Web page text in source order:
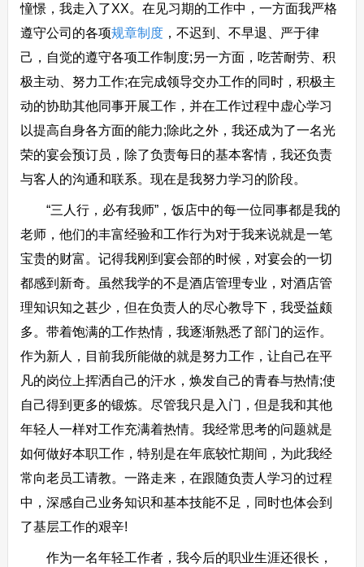
憧憬，我走入了XX。在见习期的工作中，一方面我严格
遵守公司的各项规章制度，不迟到、不早退、严于律
己，自觉的遵守各项工作制度;另一方面，吃苦耐劳、积
极主动、努力工作;在完成领导交办工作的同时，积极主
动的协助其他同事开展工作，并在工作过程中虚心学习
以提高自身各方面的能力;除此之外，我还成为了一名光
荣的宴会预订员，除了负责每日的基本客情，我还负责
与客人的沟通和联系。现在是我努力学习的阶段。
“三人行，必有我师”，饭店中的每一位同事都是我的
老师，他们的丰富经验和工作行为对于我来说就是一笔
宝贵的财富。记得我刚到宴会部的时候，对宴会的一切
都感到新奇。虽然我学的不是酒店管理专业，对酒店管
理知识知之甚少，但在负责人的尽心教导下，我受益颇
多。带着饱满的工作热情，我逐渐熟悉了部门的运作。
作为新人，目前我所能做的就是努力工作，让自己在平
凡的岗位上挥洒自己的汗水，焕发自己的青春与热情;使
自己得到更多的锻炼。尽管我只是入门，但是我和其他
年轻人一样对工作充满着热情。我经常思考的问题就是
如何做好本职工作，特别是在年底较忙期间，为此我经
常向老员工请教。一路走来，在跟随负责人学习的过程
中，深感自己业务知识和基本技能不足，同时也体会到
了基层工作的艰辛!
作为一名年轻工作者，我今后的职业生涯还很长，